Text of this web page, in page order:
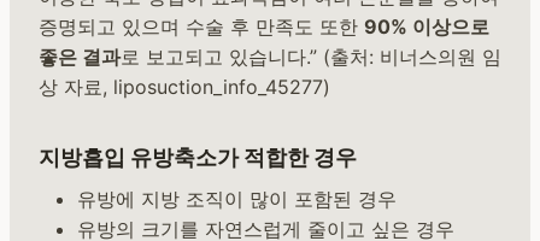
증명되고 있으며 수술 후 만족도 또한 90% 이상으로
좋은 결과로 보고되고 있습니다.” (출처: 비너스의원 임
상 자료, liposuction_info_45277)
지방흡입 유방축소가 적합한 경우
유방에 지방 조직이 많이 포함된 경우
유방의 크기를 자연스럽게 줄이고 싶은 경우